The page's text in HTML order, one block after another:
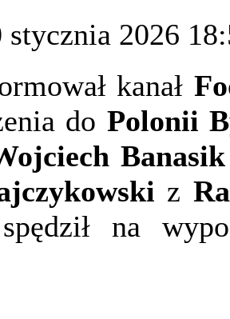
stycznia 2026
kanał
do Polonii
Banasik
z
spędził na